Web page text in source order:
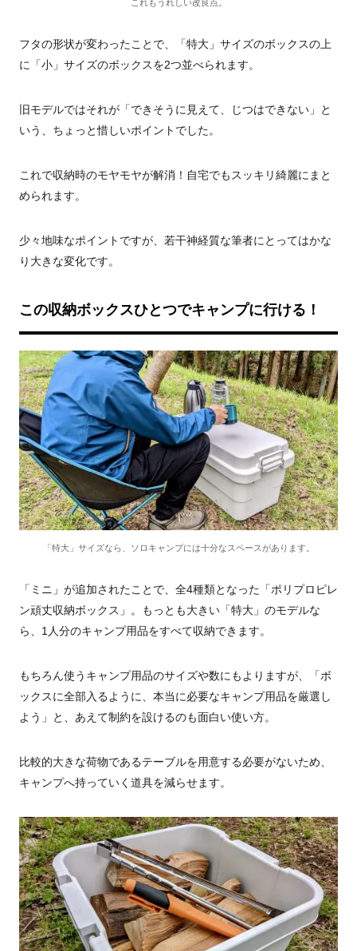
これもうれしい改良点。
フタの形状が変わったことで、「特大」サイズのボックスの上
に「小」サイズのボックスを2つ並べられます。
旧モデルではそれが「できそうに見えて、じつはできない」と
いう、ちょっと惜しいポイントでした。
これで収納時のモヤモヤが解消！自宅でもスッキリ綺麗にまと
められます。
少々地味なポイントですが、若干神経質な筆者にとってはかな
り大きな変化です。
この収納ボックスひとつでキャンプに行ける！
「特大」サイズなら、ソロキャンプには十分なスペースがあります。
「ミニ」が追加されたことで、全4種類となった「ポリプロピレ
ン頑丈収納ボックス」。もっとも大きい「特大」のモデルな
ら、1人分のキャンプ用品をすべて収納できます。
もちろん使うキャンプ用品のサイズや数にもよりますが、「ボ
ックスに全部入るように、本当に必要なキャンプ用品を厳選し
よう」と、あえて制約を設けるのも面白い使い方。
比較的大きな荷物であるテーブルを用意する必要がないため、
キャンプへ持っていく道具を減らせます。